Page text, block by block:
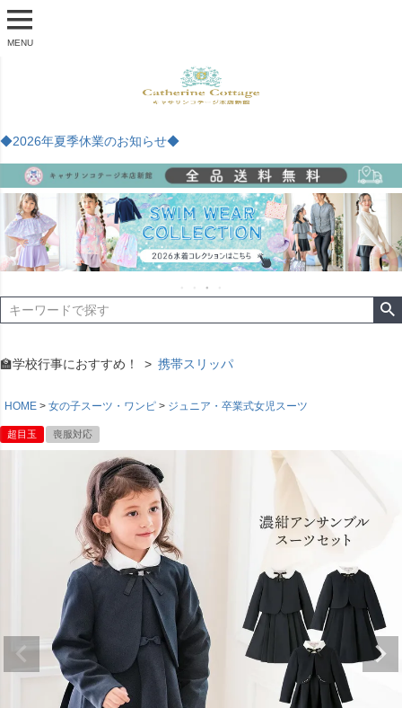
MENU
◆2026年夏季休業のお知らせ◆
🏫学校行事におすすめ！ 携帯スリッパ
HOME 女の子スーツ・ワンピ ジュニア・卒業式女児スーツ
超目玉 喪服対応